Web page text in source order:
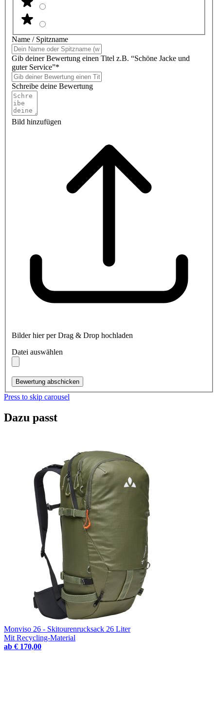
Name / Spitzname
Gib deiner Bewertung einen Titel z.B. “Schöne Jacke und
guter Service”*
Schreibe deine Bewertung
Bild hinzufügen
Bilder hier per Drag & Drop hochladen
Datei auswählen
Bewertung abschicken
Press to skip carousel
Dazu passt
Monviso 26 - Skitourenrucksack 26 Liter
Mit Recycling-Material
ab € 170,00